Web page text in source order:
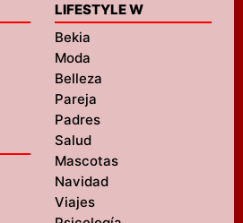
LIFESTYLE W
Bekia
Moda
Belleza
Pareja
Padres
Salud
Mascotas
Navidad
Viajes